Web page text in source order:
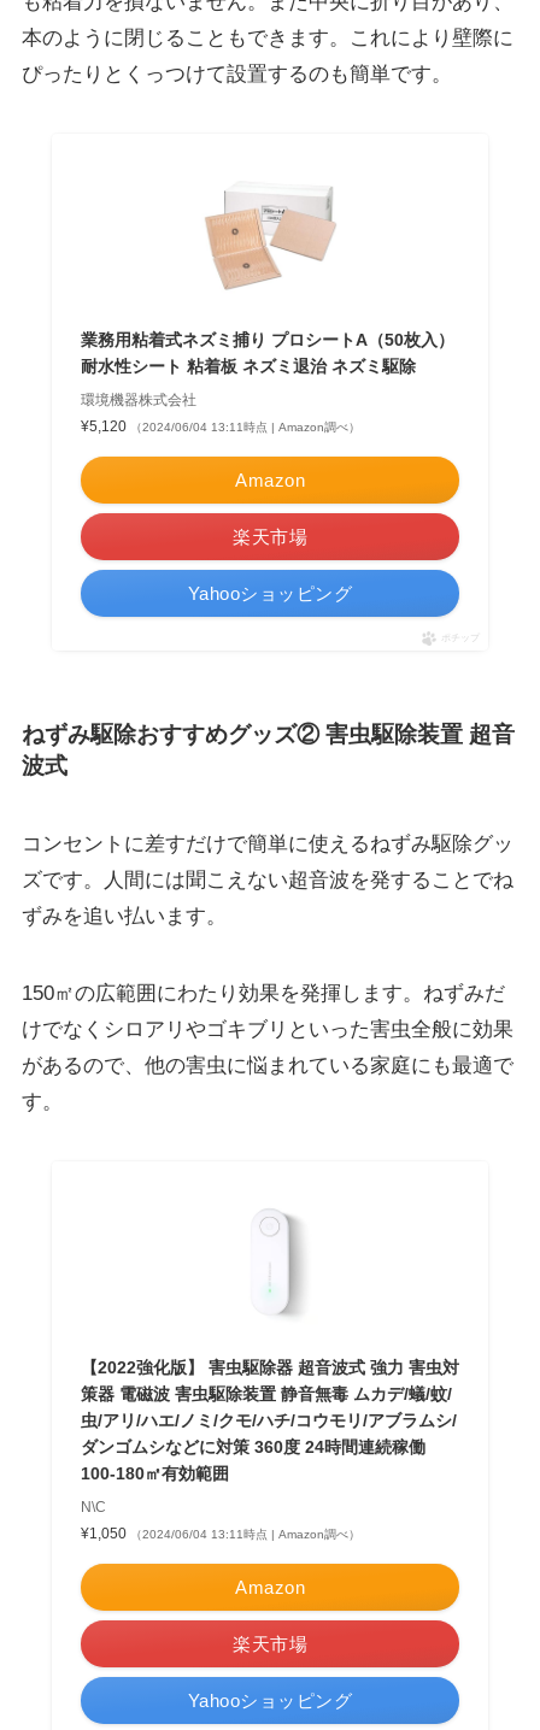
本のように閉じることもできます。これにより壁際に
ぴったりとくっつけて設置するのも簡単です。
業務用粘着式ネズミ捕り プロシートA（50枚入）
耐水性シート 粘着板 ネズミ退治 ネズミ駆除
環境機器株式会社
¥5,120
（2024/06/04 13:11時点 | Amazon調べ）
Amazon
楽天市場
Yahooショッピング
ポチップ
ねずみ駆除おすすめグッズ② 害虫駆除装置 超音
波式
コンセントに差すだけで簡単に使えるねずみ駆除グッ
ズです。人間には聞こえない超音波を発することでね
ずみを追い払います。
150㎡の広範囲にわたり効果を発揮します。 ねずみだ
けでなくシロアリやゴキブリといった害虫全般に効果
があるので、他の害虫に悩まれている家庭にも最適で
す。
【2022強化版】 害虫駆除器 超音波式 強力 害虫対
策器 電磁波 害虫駆除装置 静音無毒 ムカデ/蟻/蚊/
虫/アリ/ハエ/ノミ/クモ/ハチ/コウモリ/アブラムシ/
ダンゴムシなどに対策 360度 24時間連続稼働
100-180㎡有効範囲
N\C
¥1,050
（2024/06/04 13:11時点 | Amazon調べ）
Amazon
楽天市場
Yahooショッピング